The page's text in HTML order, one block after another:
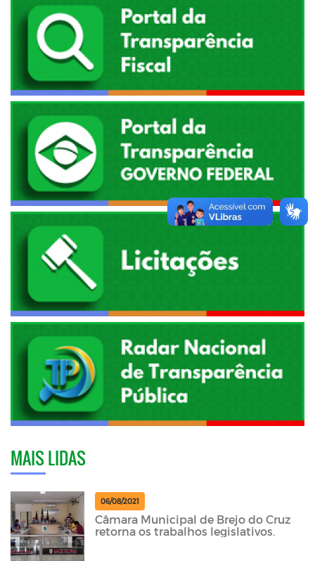
MAIS LIDAS
06/08/2021
Câmara Municipal de Brejo do Cruz
retorna os trabalhos legislativos.